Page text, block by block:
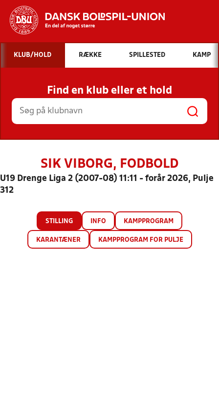
Hvad vil du søge efter?
INDHOLD OG NYHEDER
STILLINGER, RESULTATER, KLUBBER OG
HOLD
KLUB/HOLD RÆKKE SPILLESTED KAMP
Find en klub eller et hold
SIK VIBORG, FODBOLD
U19 Drenge Liga 2 (2007-08) 11:11 - forår 2026, Pulje
312
STILLING INFO KAMPPROGRAM
KARANTÆNER KAMPPROGRAM FOR PULJE